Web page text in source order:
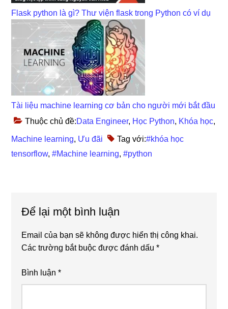
Flask python là gì? Thư viện flask trong Python có ví dụ
Tài liệu machine learning cơ bản cho người mới bắt đầu
Thuộc chủ đề:Data Engineer, Học Python, Khóa học,
Machine learning, Ưu đãi Tag với:#khóa học
tensorflow,#Machine learning,#python
Interactions
Để lại một bình luận
Email của bạn sẽ không được hiển thị công khai.
Các trường bắt buộc được đánh dấu*
Bình luận*